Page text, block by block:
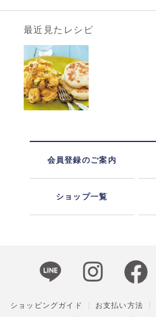
最近見たレシピ
会員登録のご案内
ショップ一覧
ショッピングガイド お支払い方法